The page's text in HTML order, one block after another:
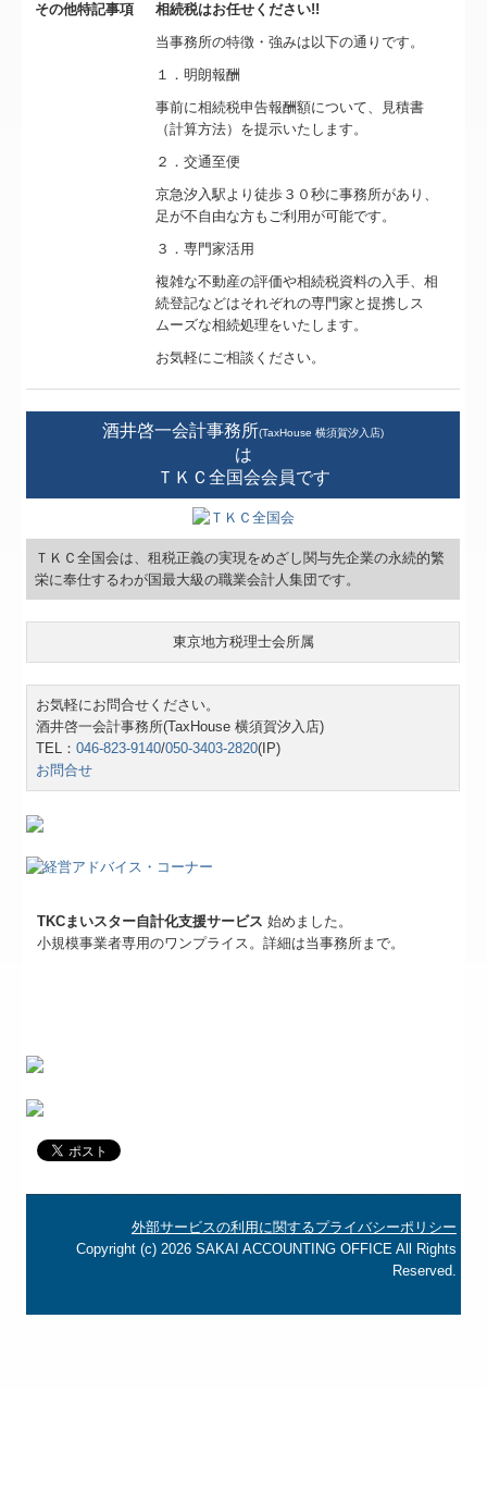
TKCまいスター自計化支援サービス始めました。
小規模事業者専用のワンプライス。詳細は当事務所まで。
その他特記事項
相続税はお任せください!!
当事務所の特徴・強みは以下の通りです。
１．明朗報酬
事前に相続税申告報酬額について、見積書
（計算方法）を提示いたします。
２．交通至便
京急汐入駅より徒歩３０秒に事務所があり、
足が不自由な方もご利用が可能です。
３．専門家活用
複雑な不動産の評価や相続税資料の入手、相
続登記などはそれぞれの専門家と提携しス
ムーズな相続処理をいたします。
お気軽にご相談ください。
酒井啓一会計事務所(TaxHouse 横須賀汐入店)
は
ＴＫＣ全国会会員です
ＴＫＣ全国会は、租税正義の実現をめざし関与先企業の永続的繁
栄に奉仕するわが国最大級の職業会計人集団です。
東京地方税理士会所属
お気軽にお問合せください。
酒井啓一会計事務所(TaxHouse 横須賀汐入店)
TEL：046-823-9140/050-3403-2820(IP)
お問合せ
外部サービスの利用に関するプライバシーポリシー
Copyright (c) 2026 SAKAI ACCOUNTING OFFICE All Rights
Reserved.